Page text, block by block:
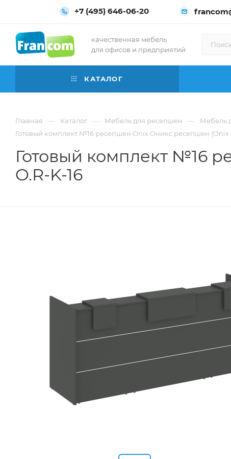
+7 (495) 646-06-20
качественная мебель
для офисов и предприятий
КАТАЛОГ
Главная — Каталог — Мебель для ресепшен — Мебель
Готовый комплект №16 ресепшен Onix Оникс ресепшен (Onix
Готовый комплект №16
O.R-K-16